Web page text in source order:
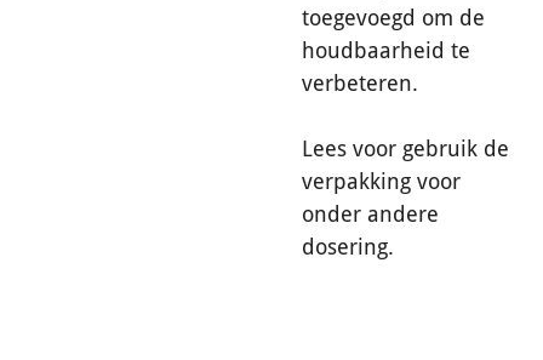
toegevoegd om de
houdbaarheid te
verbeteren.
Lees voor gebruik de
verpakking voor
onder andere
dosering.